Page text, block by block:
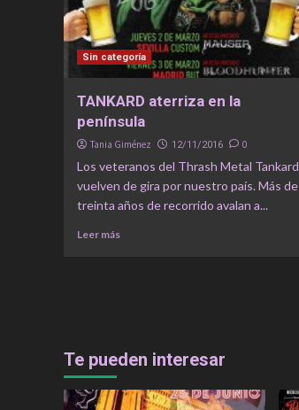
Sin categoría
TANKARD aterriza en la
península
Tania Giménez 12/11/2016 0
Los veteranos del Thrash Metal Tankard
vuelven de gira por nuestro país. Más de
treinta años de recorrido avalan a...
Leer más
Te pueden interesar